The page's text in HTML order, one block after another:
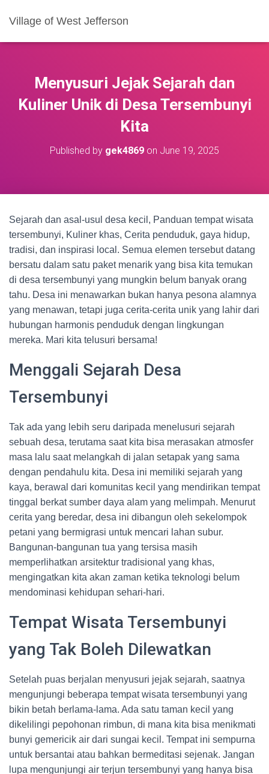
Village of West Jefferson
Menyusuri Jejak Sejarah dan
Kuliner Unik di Desa Tersembunyi
Kita
Published by gek4869 on June 19, 2025
Sejarah dan asal-usul desa kecil, Panduan tempat wisata
tersembunyi, Kuliner khas, Cerita penduduk, gaya hidup,
tradisi, dan inspirasi local. Semua elemen tersebut datang
bersatu dalam satu paket menarik yang bisa kita temukan
di desa tersembunyi yang mungkin belum banyak orang
tahu. Desa ini menawarkan bukan hanya pesona alamnya
yang menawan, tetapi juga cerita-cerita unik yang lahir dari
hubungan harmonis penduduk dengan lingkungan
mereka. Mari kita telusuri bersama!
Menggali Sejarah Desa
Tersembunyi
Tak ada yang lebih seru daripada menelusuri sejarah
sebuah desa, terutama saat kita bisa merasakan atmosfer
masa lalu saat melangkah di jalan setapak yang sama
dengan pendahulu kita. Desa ini memiliki sejarah yang
kaya, berawal dari komunitas kecil yang mendirikan tempat
tinggal berkat sumber daya alam yang melimpah. Menurut
cerita yang beredar, desa ini dibangun oleh sekelompok
petani yang bermigrasi untuk mencari lahan subur.
Bangunan-bangunan tua yang tersisa masih
memperlihatkan arsitektur tradisional yang khas,
mengingatkan kita akan zaman ketika teknologi belum
mendominasi kehidupan sehari-hari.
Tempat Wisata Tersembunyi
yang Tak Boleh Dilewatkan
Setelah puas berjalan menyusuri jejak sejarah, saatnya
mengunjungi beberapa tempat wisata tersembunyi yang
bikin betah berlama-lama. Ada satu taman kecil yang
dikelilingi pepohonan rimbun, di mana kita bisa menikmati
bunyi gemericik air dari sungai kecil. Tempat ini sempurna
untuk bersantai atau bahkan bermeditasi sejenak. Jangan
lupa mengunjungi air terjun tersembunyi yang hanya bisa